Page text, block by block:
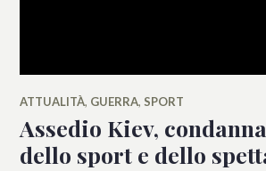
ATTUALITÀ, GUERRA, SPORT
Assedio Kiev,
dello sport e dello